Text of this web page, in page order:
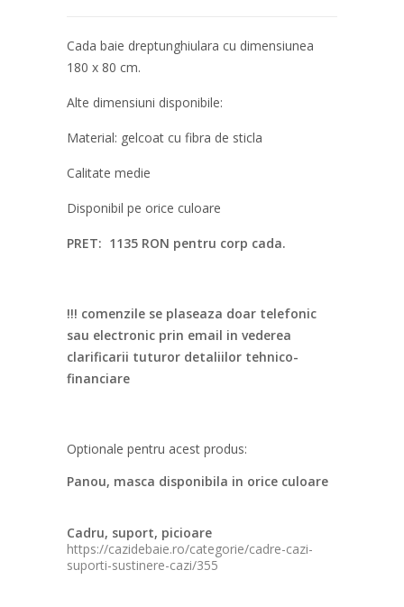
Cada baie dreptunghiulara cu dimensiunea
180 x 80 cm.
Alte dimensiuni disponibile:
Material: gelcoat cu fibra de sticla
Calitate medie
Disponibil pe orice culoare
PRET: 1135 RON pentru corp cada.
!!! comenzile se plaseaza doar telefonic
sau electronic prin email in vederea
clarificarii tuturor detaliilor tehnico-
financiare
Optionale pentru acest produs:
Panou, masca disponibila in orice culoare
Cadru, suport, picioare
https://cazidebaie.ro/categorie/cadre-cazi-
suporti-sustinere-cazi/355